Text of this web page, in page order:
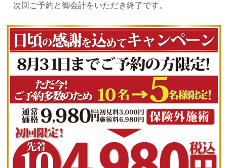
次回ご予約と御会計をいただき終了です。